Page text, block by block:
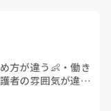
で働かれているの
るように意識はし
んでいます。
方が違う👶 ・働き
者の雰囲気が違う